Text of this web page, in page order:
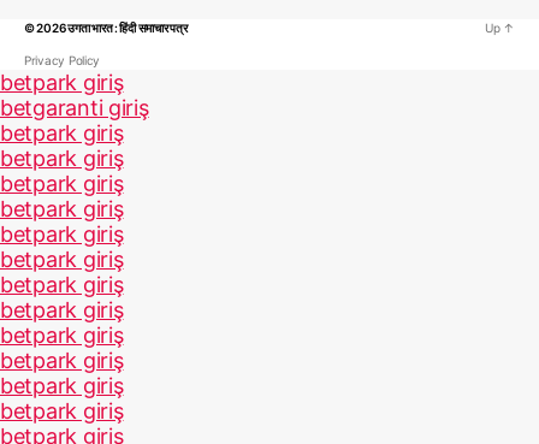
© 2026उगता भारत : हिंदी समाचार पत्र
Privacy Policy
Up ↑
betpark giriş
betgaranti giriş
betpark giriş
betpark giriş
betpark giriş
betpark giriş
betpark giriş
betpark giriş
betpark giriş
betpark giriş
betpark giriş
betpark giriş
betpark giriş
betpark giriş
betpark giriş